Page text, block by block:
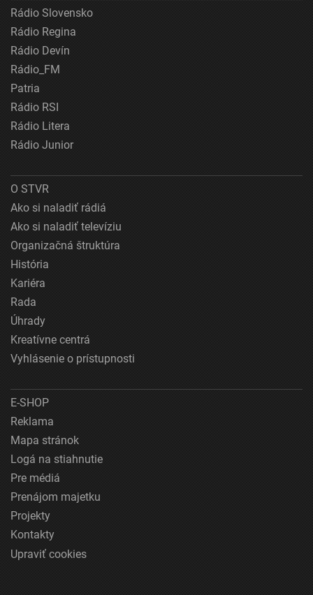
Rádio Slovensko
Rádio Regina
Rádio Devín
Rádio_FM
Patria
Rádio RSI
Rádio Litera
Rádio Junior
O STVR
Ako si naladiť rádiá
Ako si naladiť televíziu
Organizačná štruktúra
História
Kariéra
Rada
Úhrady
Kreatívne centrá
Vyhlásenie o prístupnosti
E-SHOP
Reklama
Mapa stránok
Logá na stiahnutie
Pre médiá
Prenájom majetku
Projekty
Kontakty
Upraviť cookies